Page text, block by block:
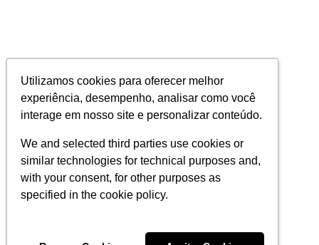
Utilizamos cookies para oferecer melhor
experiência, desempenho, analisar como você
interage em nosso site e personalizar conteúdo.
We and selected third parties use cookies or
similar technologies for technical purposes and,
with your consent, for other purposes as
specified in the cookie policy.